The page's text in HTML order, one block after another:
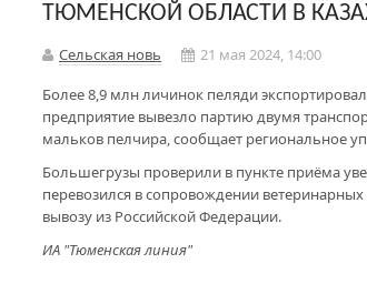
ТЮМЕНСКОЙ ОБЛАСТИ В
Сельская новь
21 мая 2024, 14:00
Более 8,9 млн личинок пеляди
предприятие вывезло партию двумя
мальков пелчира, сообщает региональное
Большегрузы проверили в пункте приёма
перевозился в сопровождении
вывозу из Российской Федерации.
ИА "Тюменская линия"